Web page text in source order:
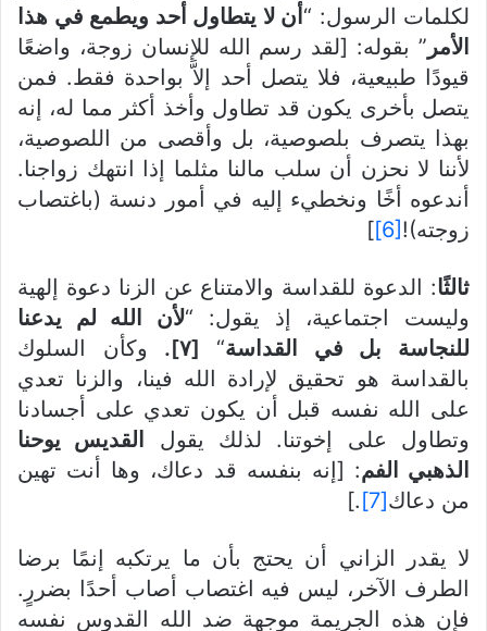
لكلمات الرسول: “ أن لا يتطاول أحد ويطمع في هذا
الأمر ” بقوله: [لقد رسم الله للإنسان زوجة، واضعًا
قيودًا طبيعية، فلا يتصل أحد إلاَّ بواحدة فقط. فمن
يتصل بأخرى يكون قد تطاول وأخذ أكثر مما له، إنه
بهذا يتصرف بلصوصية، بل وأقصى من اللصوصية،
لأننا لا نحزن أن سلب مالنا مثلما إذا انتهك زواجنا.
أندعوه أخًا ونخطيء إليه في أمور دنسة (باغتصاب
زوجته)![6]
]
ثالثًا: الدعوة للقداسة والامتناع عن الزنا دعوة إلهية
وليست اجتماعية، إذ يقول: “لأن الله لم يدعنا
للنجاسة بل في القداسة“ [٧].
وكأن السلوك
بالقداسة هو تحقيق لإرادة الله فينا، والزنا تعدي
على الله نفسه قبل أن يكون تعدي على أجسادنا
وتطاول على إخوتنا. لذلك يقول
القديس يوحنا
الذهبي الفم: [إنه بنفسه قد دعاك، وها أنت تهين
من دعاك[7]
.]
لا يقدر الزاني أن يحتج بأن ما يرتكبه إنمًا برضا
الطرف الآخر، ليس فيه اغتصاب أصاب أحدًا بضررٍ.
فإن هذه الجريمة موجهة ضد الله القدوس نفسه